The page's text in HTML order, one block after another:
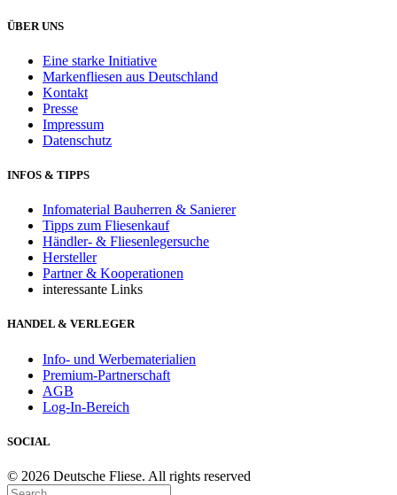
ÜBER UNS
Eine starke Initiative
Markenfliesen aus Deutschland
Kontakt
Presse
Impressum
Datenschutz
INFOS & TIPPS
Infomaterial Bauherren & Sanierer
Tipps zum Fliesenkauf
Händler- & Fliesenlegersuche
Hersteller
Partner & Kooperationen
interessante Links
HANDEL & VERLEGER
Info- und Werbematerialien
Premium-Partnerschaft
AGB
Log-In-Bereich
SOCIAL
© 2026 Deutsche Fliese. All rights reserved